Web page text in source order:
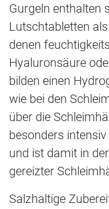
Gurgeln enthalten
Lutschtabletten
denen
Hyaluronsäure
bilden einen
wie bei den
über die
besonders
und ist damit in
gereizter
Salzhaltige